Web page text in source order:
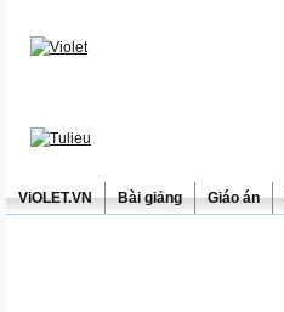
ViOLET.VN Bài giảng Giáo án